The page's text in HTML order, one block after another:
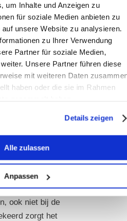
um Inhalte und Anzeigen zu
für soziale Medien anbieten zu
unsere Website zu analysieren.
zu Ihrer Verwendung
Partner für soziale Medien,
Unsere Partner führen diese
mit weiteren Daten
haben oder die sie im Rahmen
Details zeigen
Alle zulassen
Anpassen
schadelijk voor
het beperkte
om olie te
galblaas, is het
slaolie aan hun voer
De onverteerde olie
een goede
en vormt een
de cruciale
paard.
te raden om geen
ook niet bij de
zorgt het